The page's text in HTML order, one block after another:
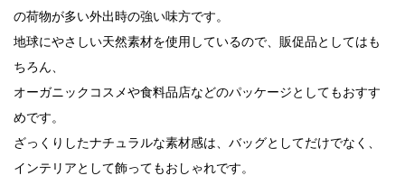
の荷物が多い外出時の強い味方です。
地球にやさしい天然素材を使用しているので、販促品としてはも
ちろん、
オーガニックコスメや食料品店などのパッケージとしてもおすす
めです。
ざっくりしたナチュラルな素材感は、バッグとしてだけでなく、
インテリアとして飾ってもおしゃれです。